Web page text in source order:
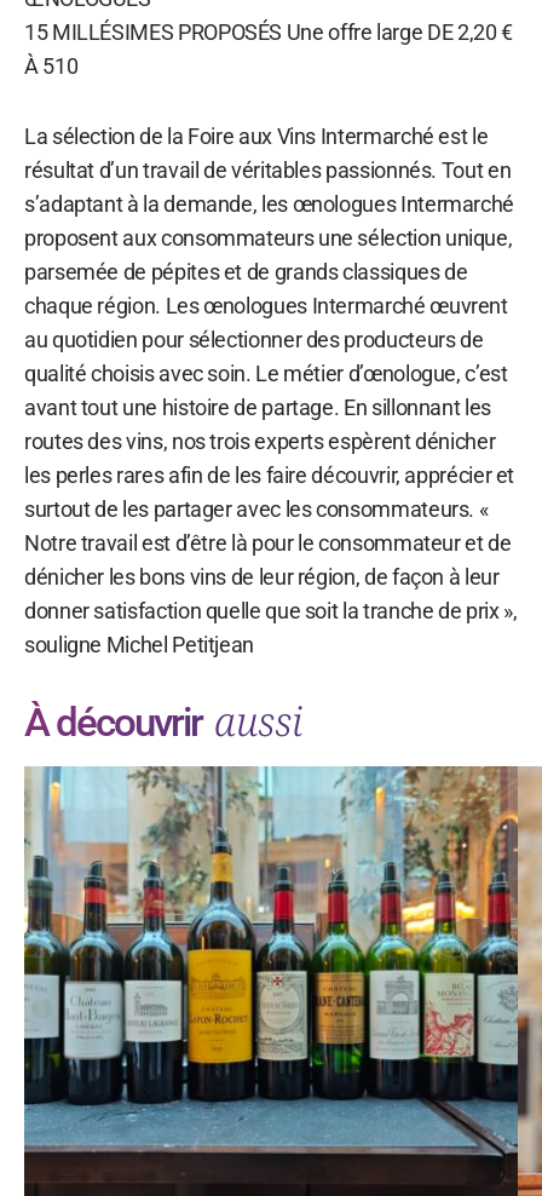
15 MILLÉSIMES PROPOSÉS Une offre large DE 2,20 €
À 510
La sélection de la Foire aux Vins Intermarché est le
résultat d’un travail de véritables passionnés. Tout en
s’adaptant à la demande, les œnologues Intermarché
proposent aux consommateurs une sélection unique,
parsemée de pépites et de grands classiques de
chaque région. Les œnologues Intermarché œuvrent
au quotidien pour sélectionner des producteurs de
qualité choisis avec soin. Le métier d’œnologue, c’est
avant tout une histoire de partage. En sillonnant les
routes des vins, nos trois experts espèrent dénicher
les perles rares afin de les faire découvrir, apprécier et
surtout de les partager avec les consommateurs. «
Notre travail est d’être là pour le consommateur et de
dénicher les bons vins de leur région, de façon à leur
donner satisfaction quelle que soit la tranche de prix »,
souligne Michel Petitjean
À découvrir aussi